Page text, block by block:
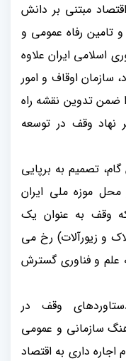
مبتنی بر دانش
و تامین رفاه عمومی و
اسلامی ایران علاوه
سازمان اوقاف و امور
ضمن تدوین نقشه راه
نهاد وقف در توسعه
تصمیم به برپایی
محل موزه ملی ایران
وقف به عنوان یک
و زیورآلات) رخ می
علم و فناوری گسترش
وقف در
سازمانی و عمومی
اجاره داری به اقتصاد